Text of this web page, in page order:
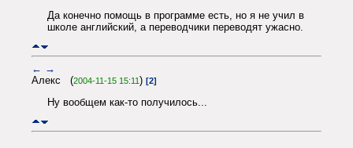
Да конечно помощь в программе есть, но я не учил в
школе английский, а переводчики переводят ужасно.
← →
Алекс (2004-11-15 15:11) [2]
Ну вообщем как-то получилось...